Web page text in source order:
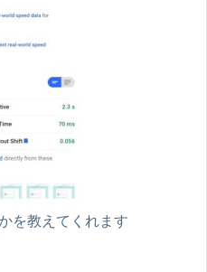
を教えてくれます